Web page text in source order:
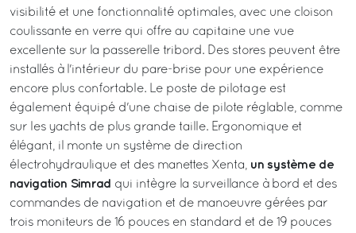
visibilité et une fonctionnalité optimales, avec une cloison
coulissante en verre qui offre au capitaine une vue
excellente sur la passerelle tribord. Des stores peuvent être
installés à l'intérieur du pare-brise pour une expérience
encore plus confortable. Le poste de pilotage est
également équipé d'une chaise de pilote réglable, comme
sur les yachts de plus grande taille. Ergonomique et
élégant, il monte un système de direction
électrohydraulique et des manettes Xenta, un système de
navigation Simrad qui intègre la surveillance à bord et des
commandes de navigation et de manoeuvre gérées par
trois moniteurs de 16 pouces en standard et de 19 pouces